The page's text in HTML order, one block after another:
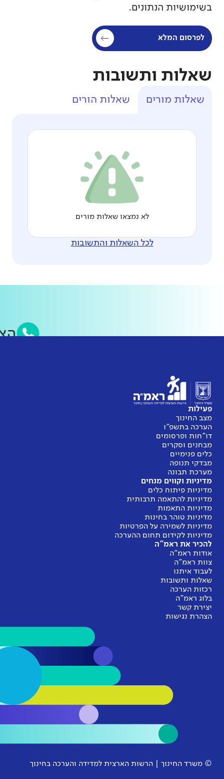
בשימושיות הנתונים.
לפרסום המלא
שאלות ותשובות
שאלות מורים שאלות הורים
לא נמצאו שאלות מורים
לכל השאלות והתשובות
פעילות
מצב החינוך
הערכה בתשפ"ו
דו"חות ופרסומים
מבחנים וסקרים
כלים פנימיים
מבדקי תנופה
מערכת תבונה
מדיניות וקווים מנחים
מדיניות פיתוח כלים
מדיניות להתאמה תרבותית
מדיניות התאמות
מדיניות טוהר בחינות
מדיניות לשמירה על הפרטיות
מדיניות לקידום תחום ההערכה
להכיר את ראמ"ה
אודות ראמ"ה
צוות ראמ"ה
לעבוד איתנו
שאלות ותשובות
רכזות הערכה
בלוג ראמ"ה
יצירת קשר
הצהרת נגישות
© משרד החינוך | הרשות הארצית למדידה והערכה בחינוך